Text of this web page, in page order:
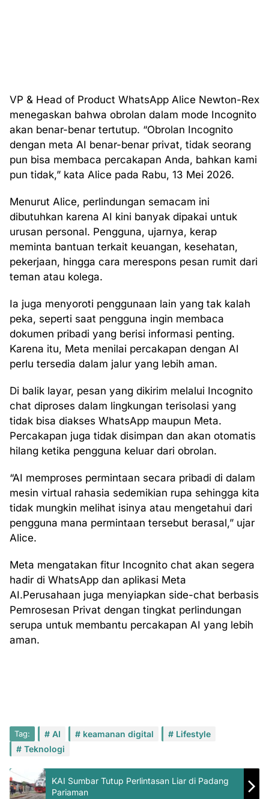
VP & Head of Product WhatsApp Alice Newton-Rex
menegaskan bahwa obrolan dalam mode Incognito
akan benar-benar tertutup. “Obrolan Incognito
dengan meta AI benar-benar privat, tidak seorang
pun bisa membaca percakapan Anda, bahkan kami
pun tidak,” kata Alice pada Rabu, 13 Mei 2026.
Menurut Alice, perlindungan semacam ini
dibutuhkan karena AI kini banyak dipakai untuk
urusan personal. Pengguna, ujarnya, kerap
meminta bantuan terkait keuangan, kesehatan,
pekerjaan, hingga cara merespons pesan rumit dari
teman atau kolega.
Ia juga menyoroti penggunaan lain yang tak kalah
peka, seperti saat pengguna ingin membaca
dokumen pribadi yang berisi informasi penting.
Karena itu, Meta menilai percakapan dengan AI
perlu tersedia dalam jalur yang lebih aman.
Di balik layar, pesan yang dikirim melalui Incognito
chat diproses dalam lingkungan terisolasi yang
tidak bisa diakses WhatsApp maupun Meta.
Percakapan juga tidak disimpan dan akan otomatis
hilang ketika pengguna keluar dari obrolan.
“AI memproses permintaan secara pribadi di dalam
mesin virtual rahasia sedemikian rupa sehingga kita
tidak mungkin melihat isinya atau mengetahui dari
pengguna mana permintaan tersebut berasal,” ujar
Alice.
Meta mengatakan fitur Incognito chat akan segera
hadir di WhatsApp dan aplikasi Meta
AI.Perusahaan juga menyiapkan side-chat berbasis
Pemrosesan Privat dengan tingkat perlindungan
serupa untuk membantu percakapan AI yang lebih
aman.
Tag: AI keamanan digital
Lifestyle
Teknologi
KAI Sumbar Tutup Perlintasan Liar di Padang
Pariaman